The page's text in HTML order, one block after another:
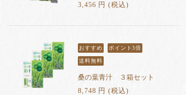
3,456 円 (税込)
おすすめ ポイント3倍
送料無料
桑の葉青汁 ３箱セット
8,748 円 (税込)